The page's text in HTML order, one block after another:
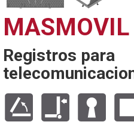
Registros para